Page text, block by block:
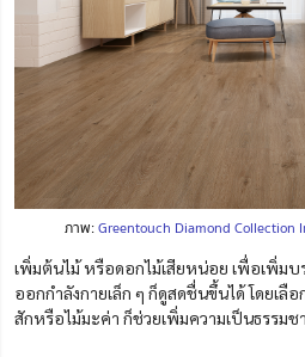
ภาพ:Greentouch Diamond Collection
เพิ่มต้นไม้ หรือดอกไม้เสียหน่อย เพื่อเพิ่ม
ออกกำลังกายเล็ก ๆ ก็ดูสดชื่นขึ้นได้ โดยเ
สักหรือไม้มะค่า ก็ช่วยเพิ่มความเป็นธรรม